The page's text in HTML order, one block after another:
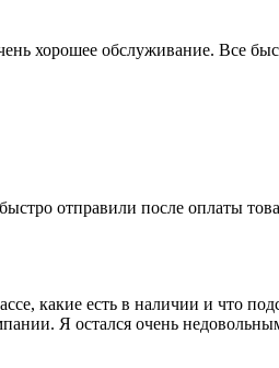
хорошее обслуживание. Все
отправили после оплаты
какие есть в наличии и что
Я остался очень